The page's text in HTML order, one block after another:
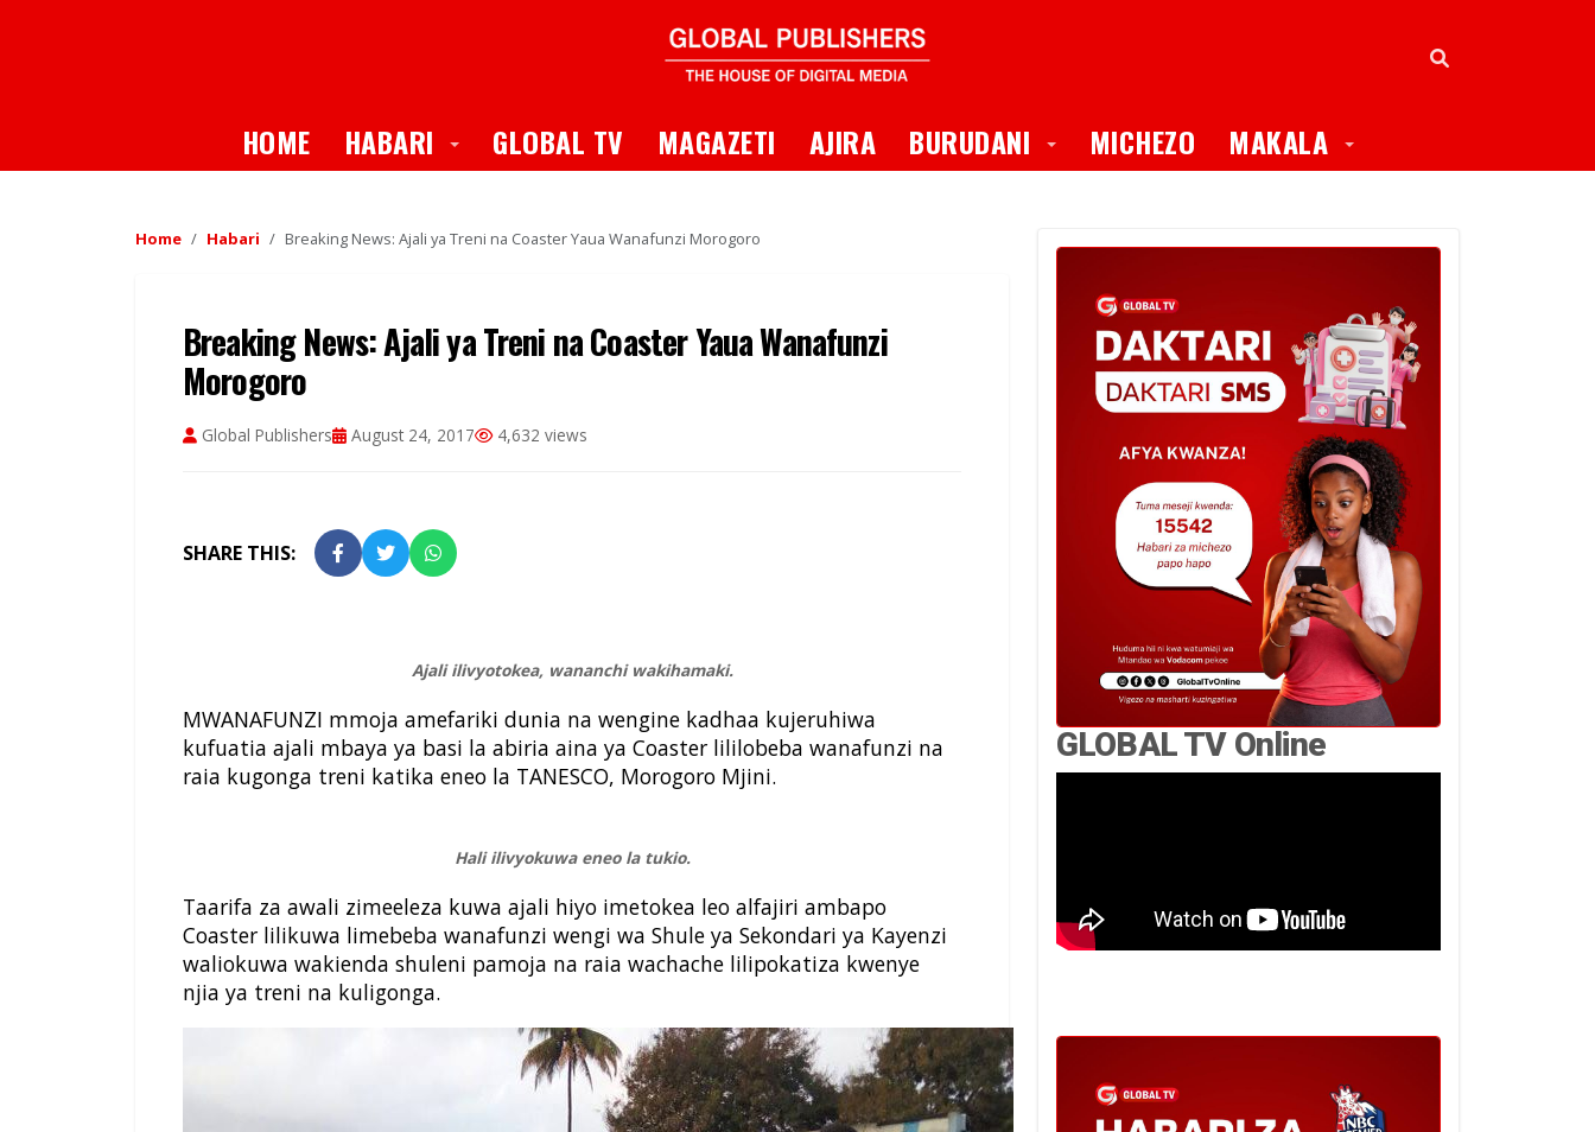
HOME HABARI Toggle Dropdown
GLOBAL TV MAGAZETI AJIRA BURUDANI Toggle Dropdown
MICHEZO MAKALA Toggle Dropdown
Home Habari Breaking News: Ajali ya Treni na Coaster Yaua Wanafunzi Morogoro
Breaking News: Ajali ya Treni na Coaster Yaua Wanafunzi
Morogoro
Global Publishers August 24, 2017 4,632 views
SHARE THIS:
Ajali ilivyotokea, wananchi wakihamaki.
MWANAFUNZI mmoja amefariki dunia na wengine kadhaa kujeruhiwa
kufuatia ajali mbaya ya basi la abiria aina ya Coaster lililobeba wanafunzi na
raia kugonga treni katika eneo la TANESCO, Morogoro Mjini.
Hali ilivyokuwa eneo la tukio.
Taarifa za awali zimeeleza kuwa ajali hiyo imetokea leo alfajiri ambapo
Coaster lilikuwa limebeba wanafunzi wengi wa Shule ya Sekondari ya Kayenzi
waliokuwa wakienda shuleni pamoja na raia wachache lilipokatiza kwenye
njia ya treni na kuligonga.
GLOBAL TV Online